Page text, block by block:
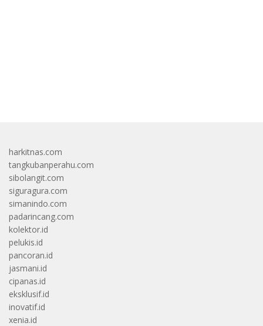
harkitnas.com
tangkubanperahu.com
sibolangit.com
siguragura.com
simanindo.com
padarincang.com
kolektor.id
pelukis.id
pancoran.id
jasmani.id
cipanas.id
eksklusif.id
inovatif.id
xenia.id